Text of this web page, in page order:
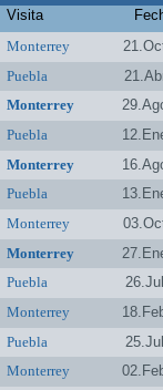
Visita
Monterrey
Puebla
Monterrey
Puebla
Monterrey
Puebla
Monterrey
Monterrey
Puebla
Monterrey
Puebla
Monterrey